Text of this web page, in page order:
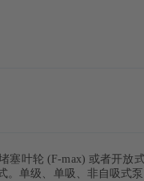
塞叶轮 (F-max) 或者开放
。单级、单吸、非自吸式泵